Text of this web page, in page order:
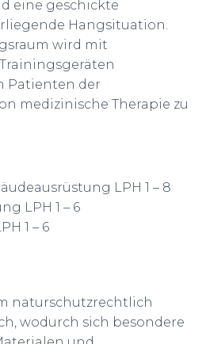
eine geschickte
Hangsituation.
wird mit
Patienten der
medizinische Therapie zu
LPH 1 – 8
LPH 1 – 6
1 – 6
naturschutzrechtlich
wodurch sich besondere